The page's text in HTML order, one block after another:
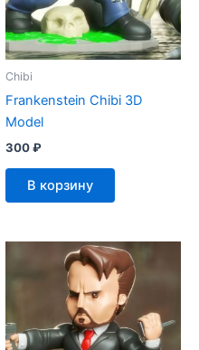
Chibi
Frankenstein Chibi 3D
Model
300₽
В корзину